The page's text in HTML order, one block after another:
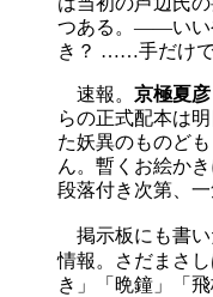
つある。――いい
き？ ……手だけで
速報。 京極夏彦
らの正式配本は
た妖異のものど
ん。暫くお絵か
段落付き次第、
掲示板にも書い
情報。さだまさ
き」「晩鐘」「